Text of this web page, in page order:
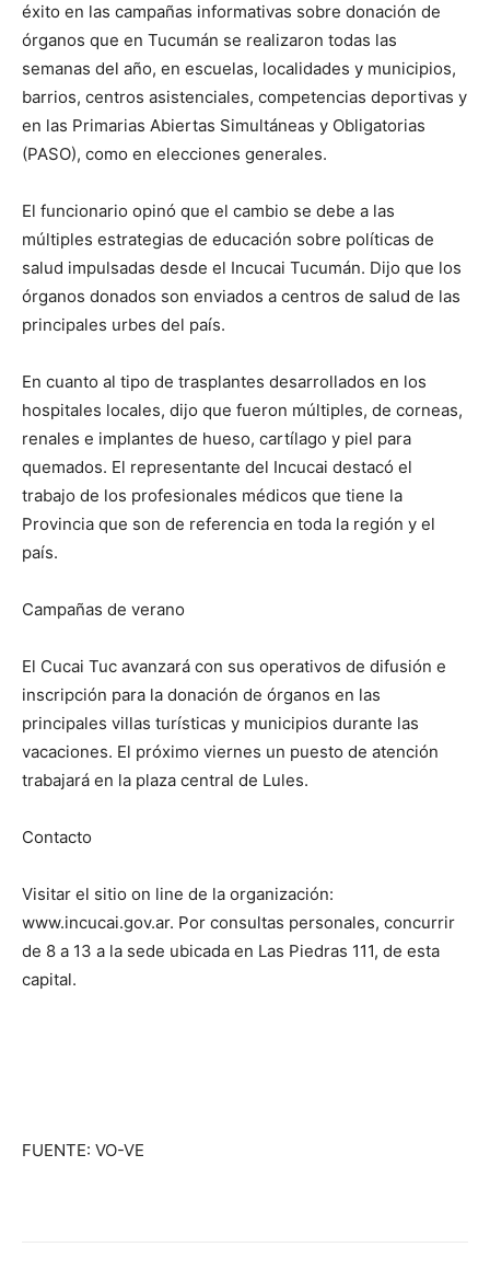
éxito en las campañas informativas sobre donación de
órganos que en Tucumán se realizaron todas las
semanas del año, en escuelas, localidades y municipios,
barrios, centros asistenciales, competencias deportivas y
en las Primarias Abiertas Simultáneas y Obligatorias
(PASO), como en elecciones generales.
El funcionario opinó que el cambio se debe a las
múltiples estrategias de educación sobre políticas de
salud impulsadas desde el Incucai Tucumán. Dijo que los
órganos donados son enviados a centros de salud de las
principales urbes del país.
En cuanto al tipo de trasplantes desarrollados en los
hospitales locales, dijo que fueron múltiples, de corneas,
renales e implantes de hueso, cartílago y piel para
quemados. El representante del Incucai destacó el
trabajo de los profesionales médicos que tiene la
Provincia que son de referencia en toda la región y el
país.
Campañas de verano
El Cucai Tuc avanzará con sus operativos de difusión e
inscripción para la donación de órganos en las
principales villas turísticas y municipios durante las
vacaciones. El próximo viernes un puesto de atención
trabajará en la plaza central de Lules.
Contacto
Visitar el sitio on line de la organización:
www.incucai.gov.ar. Por consultas personales, concurrir
de 8 a 13 a la sede ubicada en Las Piedras 111, de esta
capital.
FUENTE: VO-VE